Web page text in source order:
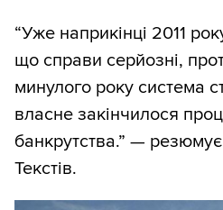
“Уже наприкінці 2011
що справи серйозні,
минулого року система
власне закінчилося
банкрутства.” —
Текстів.